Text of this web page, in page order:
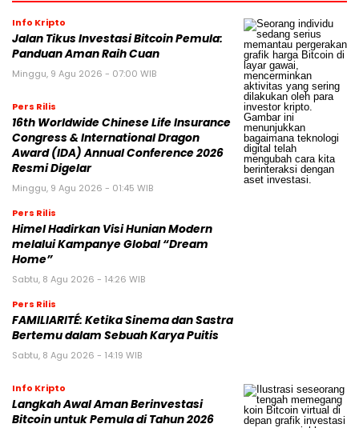
Info Kripto
Jalan Tikus Investasi Bitcoin Pemula:
Panduan Aman Raih Cuan
Minggu, 9 Agu 2026 - 07:00 WIB
Pers Rilis
16th Worldwide Chinese Life Insurance
Congress & International Dragon
Award (IDA) Annual Conference 2026
Resmi Digelar
Minggu, 9 Agu 2026 - 01:45 WIB
Pers Rilis
Himel Hadirkan Visi Hunian Modern
melalui Kampanye Global “Dream
Home”
Sabtu, 8 Agu 2026 - 14:26 WIB
Pers Rilis
FAMILIARITÉ: Ketika Sinema dan Sastra
Bertemu dalam Sebuah Karya Puitis
Sabtu, 8 Agu 2026 - 14:19 WIB
Info Kripto
Langkah Awal Aman Berinvestasi
Bitcoin untuk Pemula di Tahun 2026